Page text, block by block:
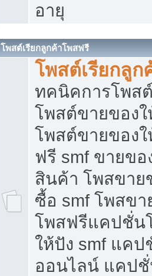
อายุ
โพสต์เรียกลูกค้าโพสฟรี
โพสต์เรียกลูก
ทคนิคการโพส
โพสต์ขายของ
โพสต์ขายของ
ฟรี smf ขายข
สินค้า โพสขาย
ซื้อ smf โพสข
โพสฟรีแคปชั่น
ให้ปัง smf แค
ออนไลน์ แคป